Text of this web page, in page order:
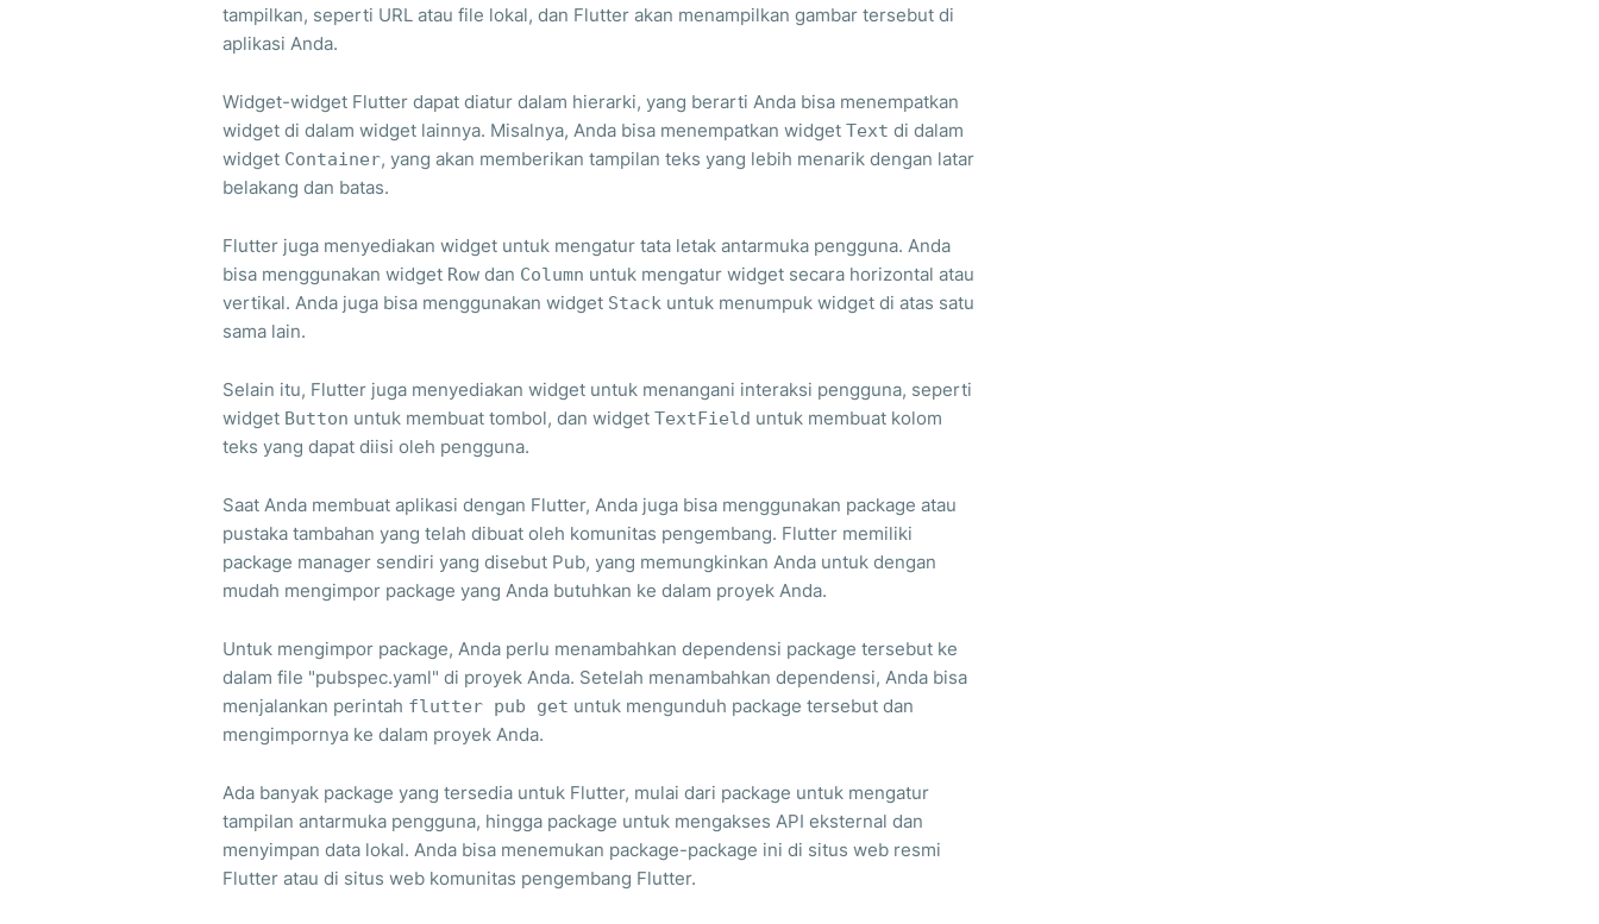
tampilkan, seperti URL atau file lokal, dan Flutter akan menampilkan gambar tersebut di
aplikasi Anda.
Widget-widget Flutter dapat diatur dalam hierarki, yang berarti Anda bisa menempatkan
widget di dalam widget lainnya. Misalnya, Anda bisa menempatkan widget Text di dalam
widget Container, yang akan memberikan tampilan teks yang lebih menarik dengan latar
belakang dan batas.
Flutter juga menyediakan widget untuk mengatur tata letak antarmuka pengguna. Anda
bisa menggunakan widget Row dan Column untuk mengatur widget secara horizontal atau
vertikal. Anda juga bisa menggunakan widget Stack untuk menumpuk widget di atas satu
sama lain.
Selain itu, Flutter juga menyediakan widget untuk menangani interaksi pengguna, seperti
widget Button untuk membuat tombol, dan widget TextField untuk membuat kolom
teks yang dapat diisi oleh pengguna.
Saat Anda membuat aplikasi dengan Flutter, Anda juga bisa menggunakan package atau
pustaka tambahan yang telah dibuat oleh komunitas pengembang. Flutter memiliki
package manager sendiri yang disebut Pub, yang memungkinkan Anda untuk dengan
mudah mengimpor package yang Anda butuhkan ke dalam proyek Anda.
Untuk mengimpor package, Anda perlu menambahkan dependensi package tersebut ke
dalam file "pubspec.yaml" di proyek Anda. Setelah menambahkan dependensi, Anda bisa
menjalankan perintah flutter pub get untuk mengunduh package tersebut dan
mengimpornya ke dalam proyek Anda.
Ada banyak package yang tersedia untuk Flutter, mulai dari package untuk mengatur
tampilan antarmuka pengguna, hingga package untuk mengakses API eksternal dan
menyimpan data lokal. Anda bisa menemukan package-package ini di situs web resmi
Flutter atau di situs web komunitas pengembang Flutter.